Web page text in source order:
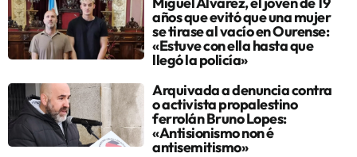
años que evitó que una mujer
se tirase al vacío en Ourense:
«Estuve con ella hasta que
llegó la policía»
Arquivada a denuncia contra
o activista propalestino
ferrolán Bruno Lopes:
«Antisionismo non é
antisemitismo»